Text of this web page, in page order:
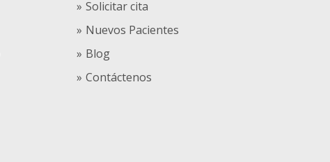
Solicitar cita
Nuevos Pacientes
Blog
Contáctenos